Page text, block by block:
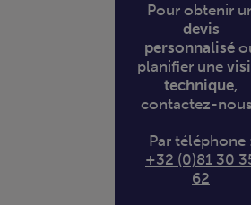
Pour obtenir
devis
personnalisé
planifier une
technique,
contactez-
Par téléphone
+32 (0)81 30
62